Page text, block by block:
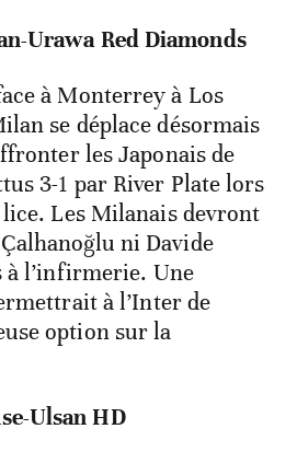
Urawa Red Diamonds
à Monterrey à Los
se déplace désormais
les Japonais de
3-1 par River Plate lors
Les Milanais devront
ni Davide
l’infirmerie. Une
à l’Inter de
option sur la
Ulsan HD